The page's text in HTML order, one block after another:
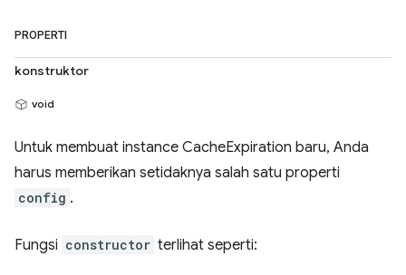
PROPERTI
konstruktor
void
Untuk membuat instance CacheExpiration baru, Anda
harus memberikan setidaknya salah satu properti
config .
Fungsi constructor terlihat seperti: